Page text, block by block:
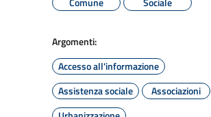
Argomenti:
Accesso all'informazione
Assistenza sociale
Associazioni